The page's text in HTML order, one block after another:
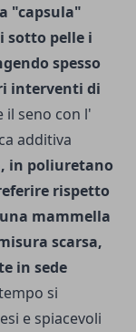
"capsula"
sotto pelle i
spesso
interventi di
il seno con l'
additiva
in poliuretano
rispetto
mammella
scarsa,
in sede
si
e spiacevoli